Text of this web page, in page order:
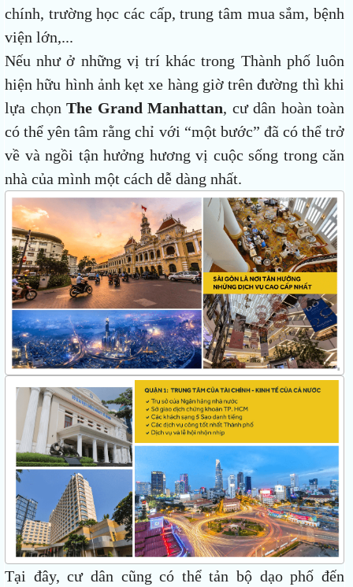
chính, trường học các cấp, trung tâm mua sắm, bệnh
viện lớn,...
Nếu như ở những vị trí khác trong Thành phố luôn
hiện hữu hình ảnh kẹt xe hàng giờ trên đường thì khi
lựa chọn The Grand Manhattan, cư dân hoàn toàn
có thể yên tâm rằng chỉ với “một bước” đã có thể trở
về và ngồi tận hưởng hương vị cuộc sống trong căn
nhà của mình một cách dễ dàng nhất.
Tại đây, cư dân cũng có thể tản bộ dạo phố đến